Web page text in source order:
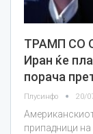
ТРАМП СО
Иран ќе
порача
Плусинфо 20/
припадници